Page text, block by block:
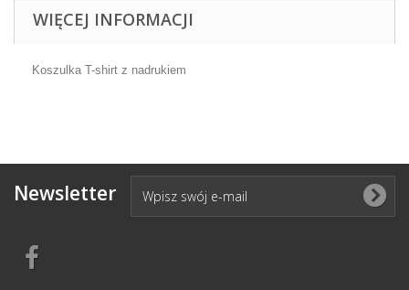
WIĘCEJ INFORMACJI
Koszulka T-shirt z nadrukiem
Newsletter